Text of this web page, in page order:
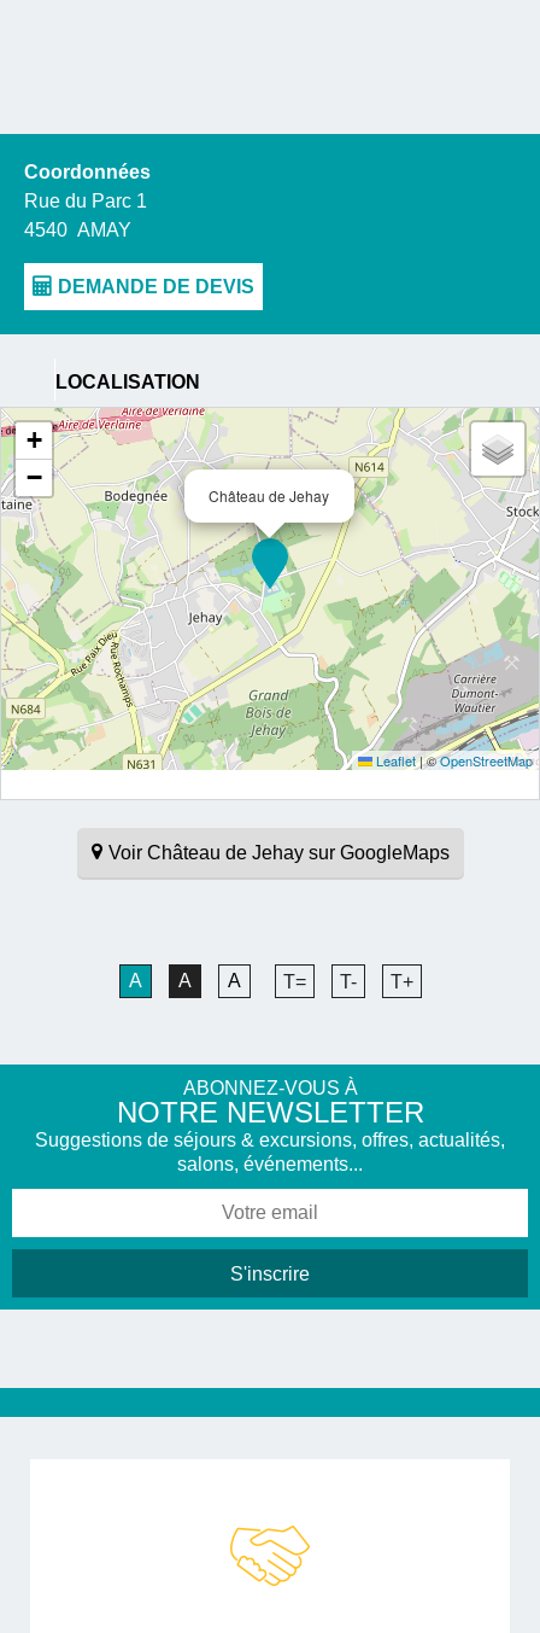
Coordonnées
Rue du Parc 1
4540 AMAY
LOCALISATION
Château de Jehay
+
−
Leaflet|©OpenStreetMap
Voir Château de Jehay sur GoogleMaps
A A A T= T- T+
ABONNEZ-VOUS À
NOTRE NEWSLETTER
Suggestions de séjours & excursions, offres, actualités,
salons, événements...